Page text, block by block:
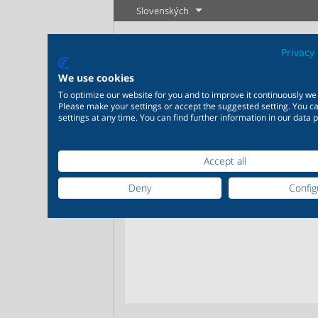
Slovenských
Zistiť viac Zistiť viac
20 000 výrobkov pre
priemysel - Váš flexibilný
200 000
- Výrobné
We use cookies
To optimize our website for you and to improve it continuously we
Please make your settings or accept the suggested setting. You
settings at any time. You can find further information in our data
Accept all
Deny